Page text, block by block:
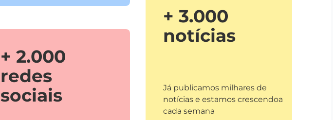
+ 2.000
redes
sociais
+ 3.000
notícias
Já publicamos milhares de
notícias e estamos crescendoa
cada semana